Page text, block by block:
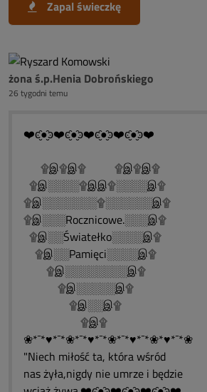
Zapal świeczkę
żona ś.p.Henia Dobrońskiego
26 tygodni temu
❤️ͼ̮̑●̮̑ͽ❤️ͼ̮̑●̮̑ͽ❤️ͼ̮̑●̮̑ͽ❤️ͼ̮̑●̮̑ͽ❤️
۩இ۩இ۩ ۩இ۩இ۩
۩இ░░░░۩இஇ۩░░░░இ۩
۩இ░░░░░░░۩░░░░░░இ۩
۩இ░░░Rocznicowe.░░░இ۩
۩இ░░Światełko░░░░இ۩
۩இ░░Pamięci░░░░இ۩
۩இ░░░░░░░░இ۩
۩இ░░░░░இ۩
۩இ░░இ۩
۩இ۩
❀*¯*♥*¯*❀*¯*♥*¯*❀*¯*♥*¯*❀*♥*¯*❀
"Niech miłość ta, która wśród
nas żyła,nigdy nie umrze i będzie